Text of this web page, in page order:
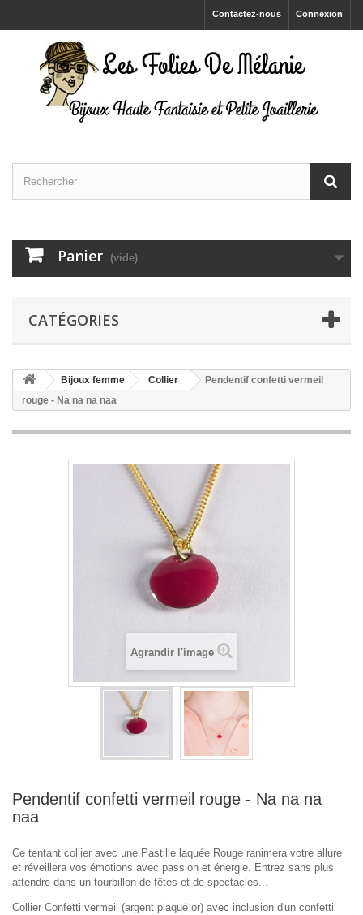
Connexion
Contactez-nous
Panier (vide)
CATÉGORIES
Bijoux femme Collier
Pendentif confetti vermeil
rouge - Na na na naa
Agrandir l'image
Pendentif confetti vermeil rouge - Na na na
naa
Ce tentant collier avec une Pastille laquée Rouge ranimera votre allure
et réveillera vos émotions avec passion et énergie. Entrez sans plus
attendre dans un tourbillon de fêtes et de spectacles...
Collier Confetti vermeil (argent plaqué or) avec inclusion d'un confetti